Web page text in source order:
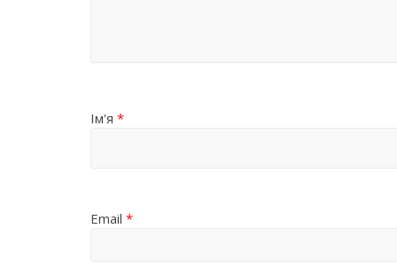
Ім'я *
Email *